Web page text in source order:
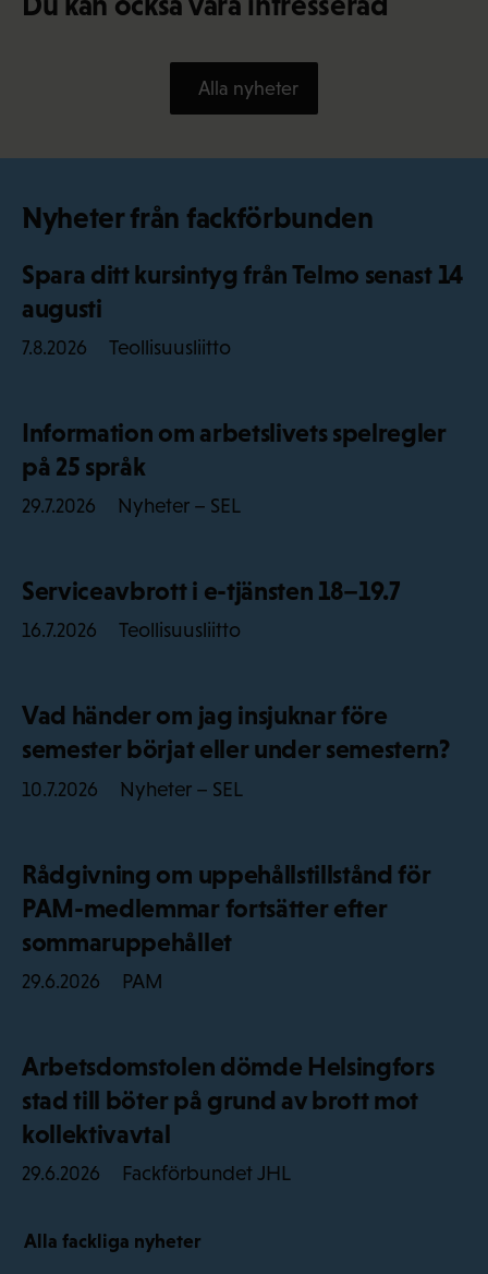
Alla nyheter
Nyheter från fackförbunden
Spara ditt kursintyg från Telmo senast 14
augusti
7.8.2026 Teollisuusliitto
Information om arbetslivets spelregler
på 25 språk
29.7.2026 Nyheter – SEL
Serviceavbrott i e-tjänsten 18–19.7
16.7.2026 Teollisuusliitto
Vad händer om jag insjuknar före
semester börjat eller under semestern?
10.7.2026 Nyheter – SEL
Rådgivning om uppehållstillstånd för
PAM-medlemmar fortsätter efter
sommaruppehållet
29.6.2026 PAM
Arbetsdomstolen dömde Helsingfors
stad till böter på grund av brott mot
kollektivavtal
29.6.2026 Fackförbundet JHL
Alla fackliga nyheter